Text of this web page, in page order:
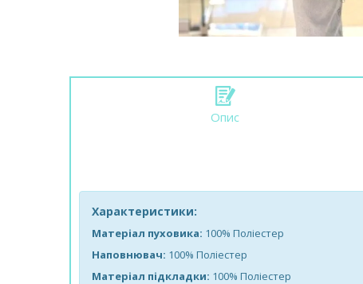
Опис
Характеристики:
Матеріал пуховика: 100% Поліестер
Наповнювач: 100% Поліестер
Матеріал підкладки: 100% Поліестер